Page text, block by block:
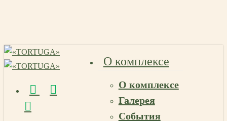
content
vk telegram
О комплексе
О комплексе
Галерея
События